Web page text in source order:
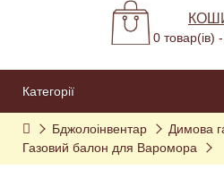
0 товар(ів)
Категорії
Бджолоінвентар
Димова
Газовий балон для Варомора